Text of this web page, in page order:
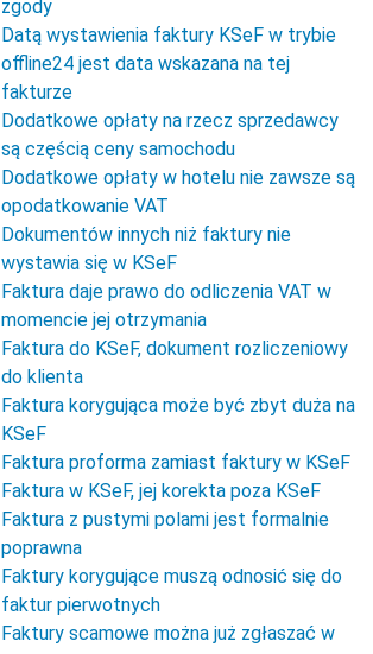
zgody
Datą wystawienia faktury KSeF w trybie
offline24 jest data wskazana na tej
fakturze
Dodatkowe opłaty na rzecz sprzedawcy
są częścią ceny samochodu
Dodatkowe opłaty w hotelu nie zawsze są
opodatkowanie VAT
Dokumentów innych niż faktury nie
wystawia się w KSeF
Faktura daje prawo do odliczenia VAT w
momencie jej otrzymania
Faktura do KSeF, dokument rozliczeniowy
do klienta
Faktura korygująca może być zbyt duża na
KSeF
Faktura proforma zamiast faktury w KSeF
Faktura w KSeF, jej korekta poza KSeF
Faktura z pustymi polami jest formalnie
poprawna
Faktury korygujące muszą odnosić się do
faktur pierwotnych
Faktury scamowe można już zgłaszać w